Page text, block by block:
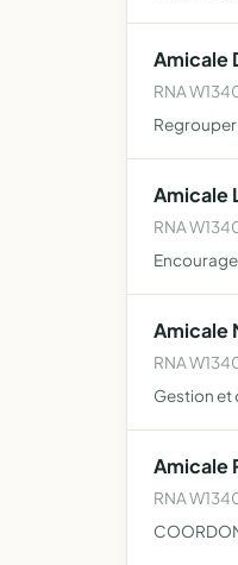
Amicale
RNA
Amicale
RNA
Amicale
RNA
Gestion et
Amicale
RNA